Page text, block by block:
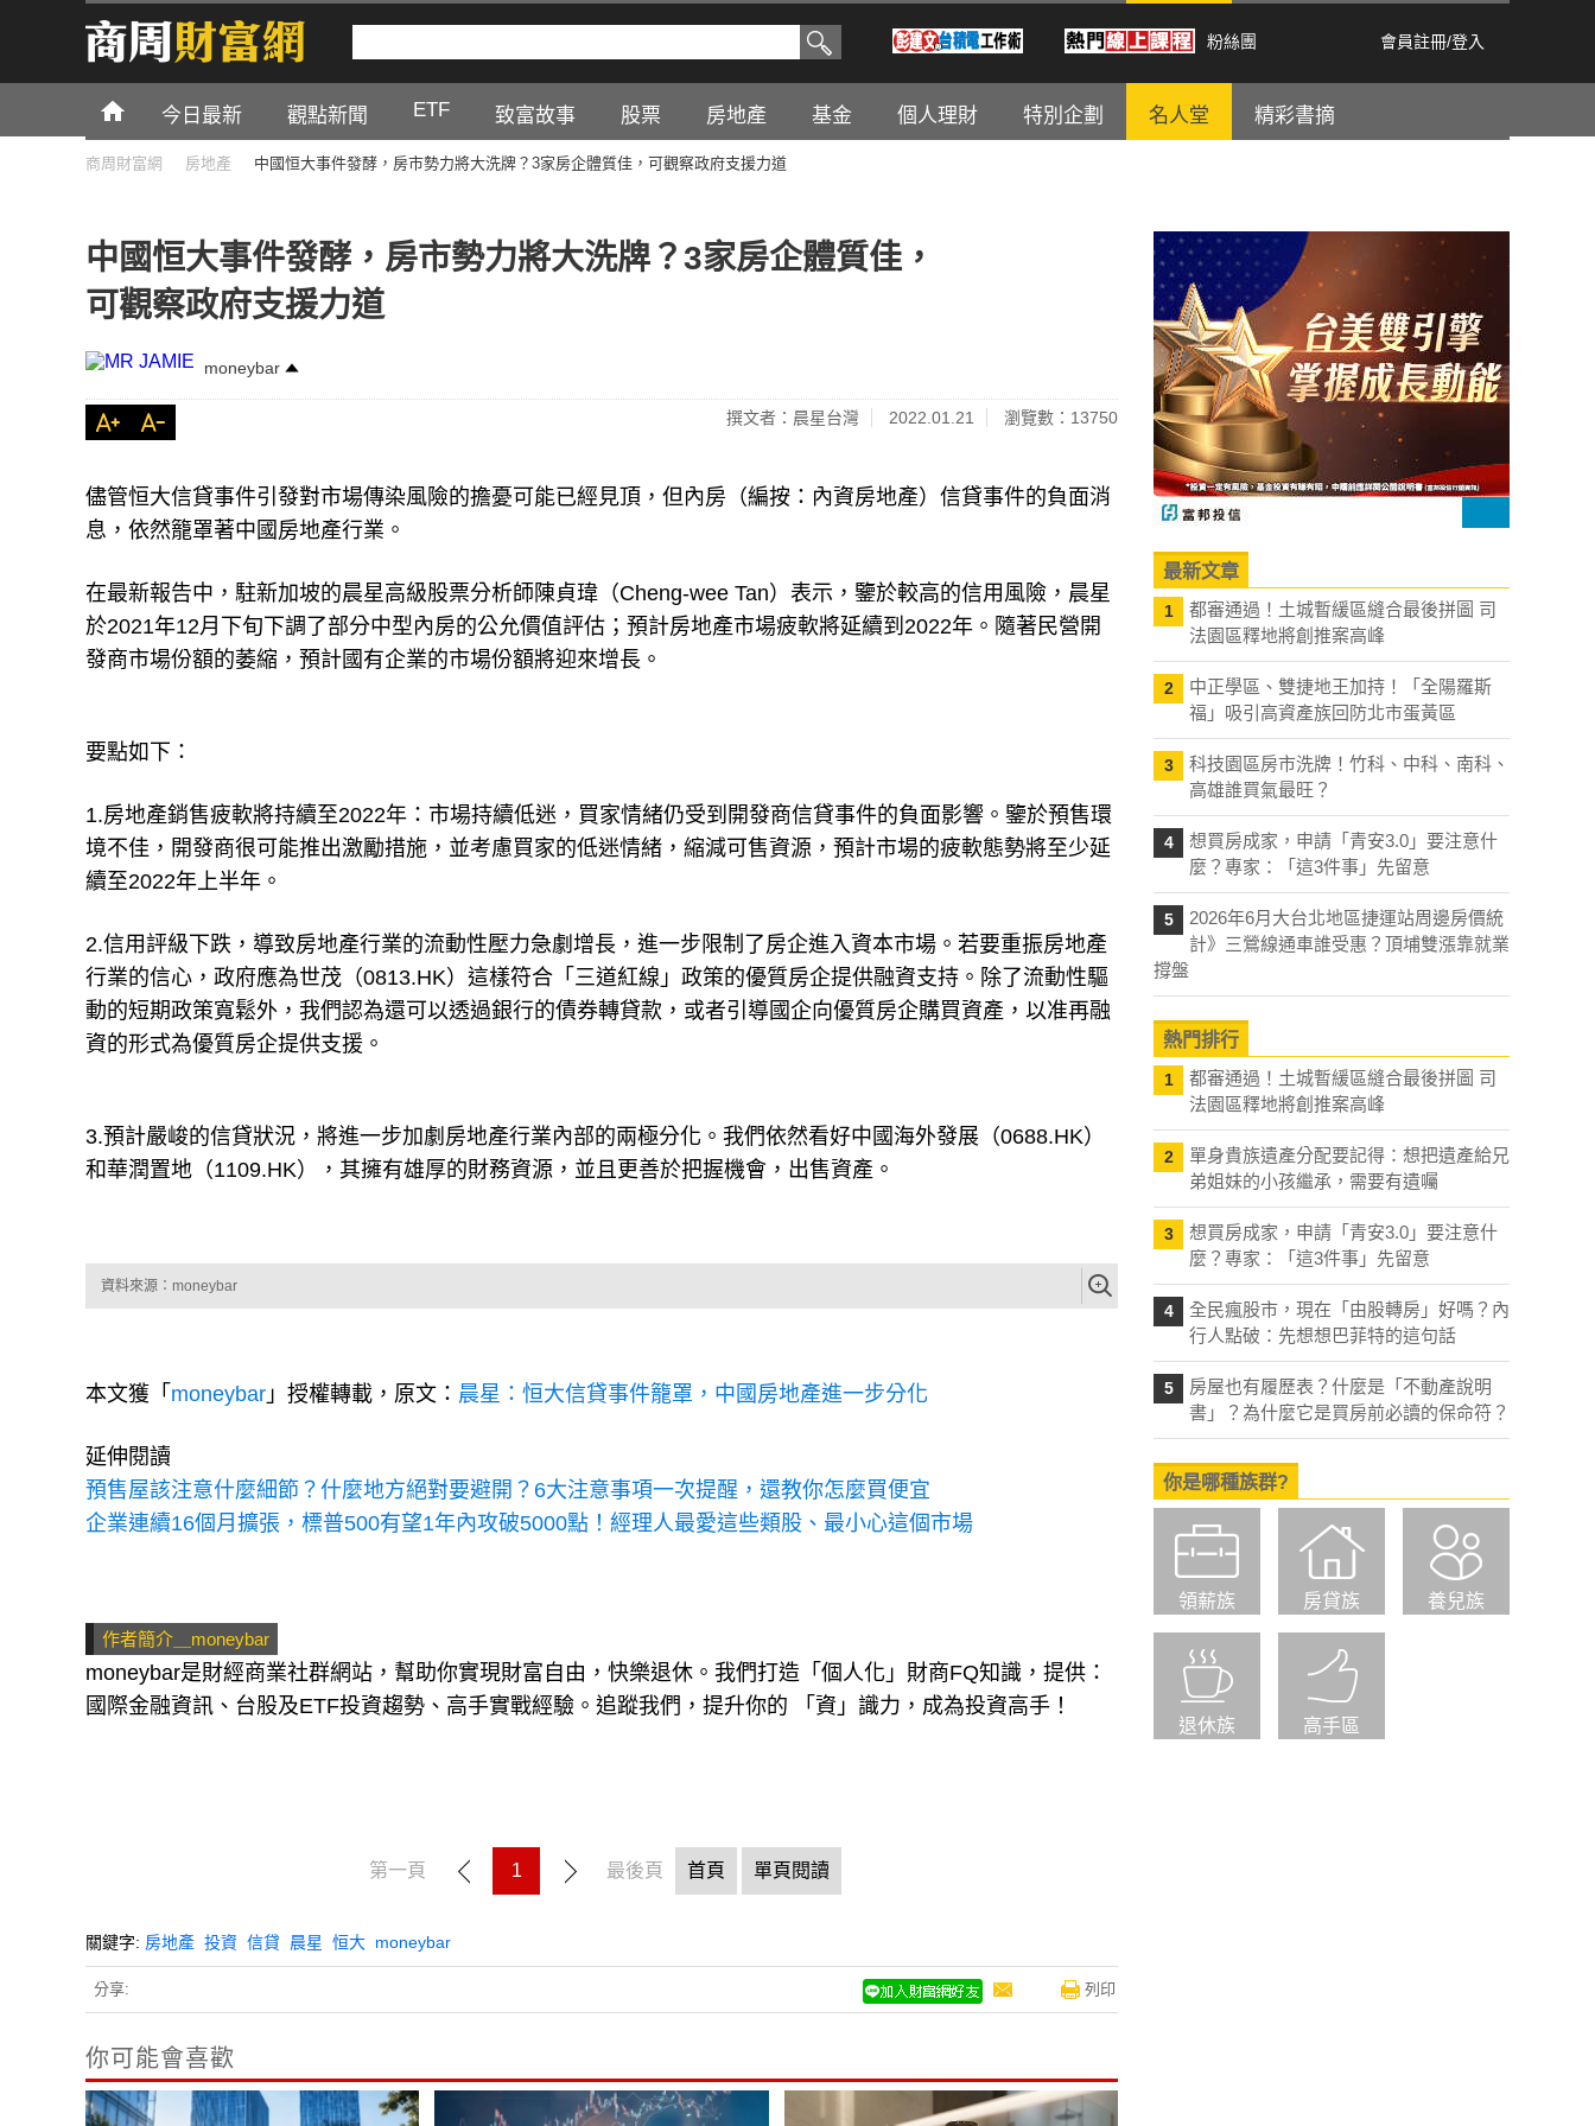
粉絲團 會員註冊/登入
今日最新 觀點新聞 ETF 致富故事 股票 房地產 基金 個人理財 特別企劃 名人堂 精彩書摘
商周財富網 房地產 中國恒大事件發酵，房市勢力將大洗牌？3家房企體質佳，可觀察政府支援力道
中國恒大事件發酵，房市勢力將大洗牌？3家房企體質佳，
可觀察政府支援力道
moneybar
撰文者：晨星台灣 2022.01.21 瀏覽數：13750
儘管恒大信貸事件引發對市場傳染風險的擔憂可能已經見頂，但內房（編按：內資房地產）信貸事件的負面消
息，依然籠罩著中國房地產行業。
在最新報告中，駐新加坡的晨星高級股票分析師陳貞瑋（Cheng-wee Tan）表示，鑒於較高的信用風險，晨星
於2021年12月下旬下調了部分中型內房的公允價值評估；預計房地產市場疲軟將延續到2022年。隨著民營開
發商市場份額的萎縮，預計國有企業的市場份額將迎來增長。
要點如下：
1.房地產銷售疲軟將持續至2022年：市場持續低迷，買家情緒仍受到開發商信貸事件的負面影響。鑒於預售環
境不佳，開發商很可能推出激勵措施，並考慮買家的低迷情緒，縮減可售資源，預計市場的疲軟態勢將至少延
續至2022年上半年。
2.信用評級下跌，導致房地產行業的流動性壓力急劇增長，進一步限制了房企進入資本市場。若要重振房地產
行業的信心，政府應為世茂（0813.HK）這樣符合「三道紅線」政策的優質房企提供融資支持。除了流動性驅
動的短期政策寬鬆外，我們認為還可以透過銀行的債券轉貸款，或者引導國企向優質房企購買資產，以准再融
資的形式為優質房企提供支援。
3.預計嚴峻的信貸狀況，將進一步加劇房地產行業內部的兩極分化。我們依然看好中國海外發展（0688.HK）
和華潤置地（1109.HK），其擁有雄厚的財務資源，並且更善於把握機會，出售資產。
資料來源：moneybar
本文獲「 moneybar 」授權轉載，原文： 晨星：恒大信貸事件籠罩，中國房地產進一步分化
延伸閱讀
預售屋該注意什麼細節？什麼地方絕對要避開？6大注意事項一次提醒，還教你怎麼買便宜
企業連續16個月擴張，標普500有望1年內攻破5000點！經理人最愛這些類股、最小心這個市場
作者簡介＿moneybar
moneybar是財經商業社群網站，幫助你實現財富自由，快樂退休。我們打造「個人化」財商FQ知識，提供：
國際金融資訊、台股及ETF投資趨勢、高手實戰經驗。追蹤我們，提升你的 「資」識力，成為投資高手！
第一頁 1 最後頁 首頁 單頁閱讀
關鍵字: 房地產 投資 信貸 晨星 恒大 moneybar
分享: 列印
你可能會喜歡
最新文章
1
都審通過！土城暫緩區縫合最後拼圖 司
法園區釋地將創推案高峰
2
中正學區、雙捷地王加持！「全陽羅斯
福」吸引高資產族回防北市蛋黃區
3
科技園區房市洗牌！竹科、中科、南科、
高雄誰買氣最旺？
4
想買房成家，申請「青安3.0」要注意什
麼？專家：「這3件事」先留意
5
2026年6月大台北地區捷運站周邊房價統
計》三鶯線通車誰受惠？頂埔雙漲靠就業
撐盤
熱門排行
1
都審通過！土城暫緩區縫合最後拼圖 司
法園區釋地將創推案高峰
2
單身貴族遺產分配要記得：想把遺產給兄
弟姐妹的小孩繼承，需要有遺囑
3
想買房成家，申請「青安3.0」要注意什
麼？專家：「這3件事」先留意
4
全民瘋股市，現在「由股轉房」好嗎？內
行人點破：先想想巴菲特的這句話
5
房屋也有履歷表？什麼是「不動產說明
書」？為什麼它是買房前必讀的保命符？
你是哪種族群?
領薪族 房貸族 養兒族
退休族 高手區